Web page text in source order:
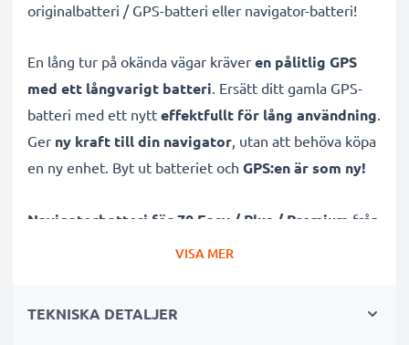
originalbatteri / GPS-batteri eller navigator-batteri!
En lång tur på okända vägar kräver en pålitlig GPS
med ett långvarigt batteri. Ersätt ditt gamla GPS-
batteri med ett nytt effektfullt för lång användning.
Ger ny kraft till din navigator, utan att behöva köpa
en ny enhet. Byt ut batteriet och GPS:en är som ny!
Navigatorbatteri för 70 Easy / Plus / Premium från
CELLONIC hjälper dig på vägen oberoende om du
frihet, även utan strömkälla. Kan även agera
VISA MER
TEKNISKA DETALJER